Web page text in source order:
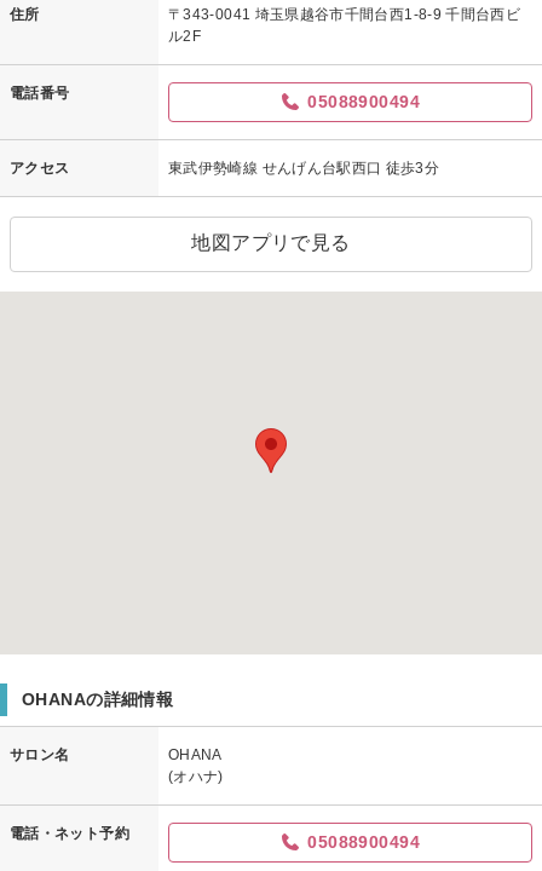
住所
〒343-0041 埼玉県越谷市千間台西1-8-9 千間台西ビ
ル2F
電話番号 05088900494
アクセス 東武伊勢崎線 せんげん台駅西口 徒歩3分
地図アプリで見る
OHANAの詳細情報
サロン名
OHANA
(オハナ)
電話・ネット予約 05088900494